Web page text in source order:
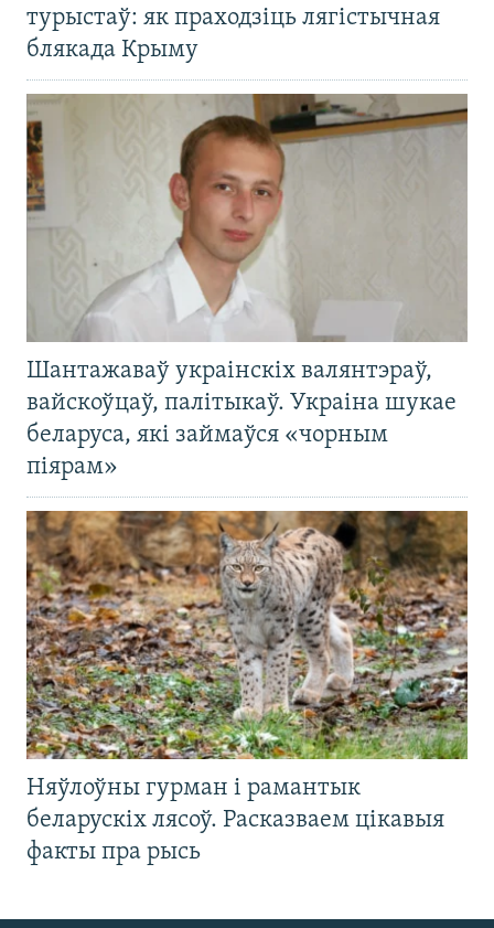
турыстаў: як праходзіць лягістычная
блякада Крыму
Шантажаваў украінскіх валянтэраў,
вайскоўцаў, палітыкаў. Украіна шукае
беларуса, які займаўся «чорным
піярам»
Няўлоўны гурман і рамантык
беларускіх лясоў. Расказваем цікавыя
факты пра рысь